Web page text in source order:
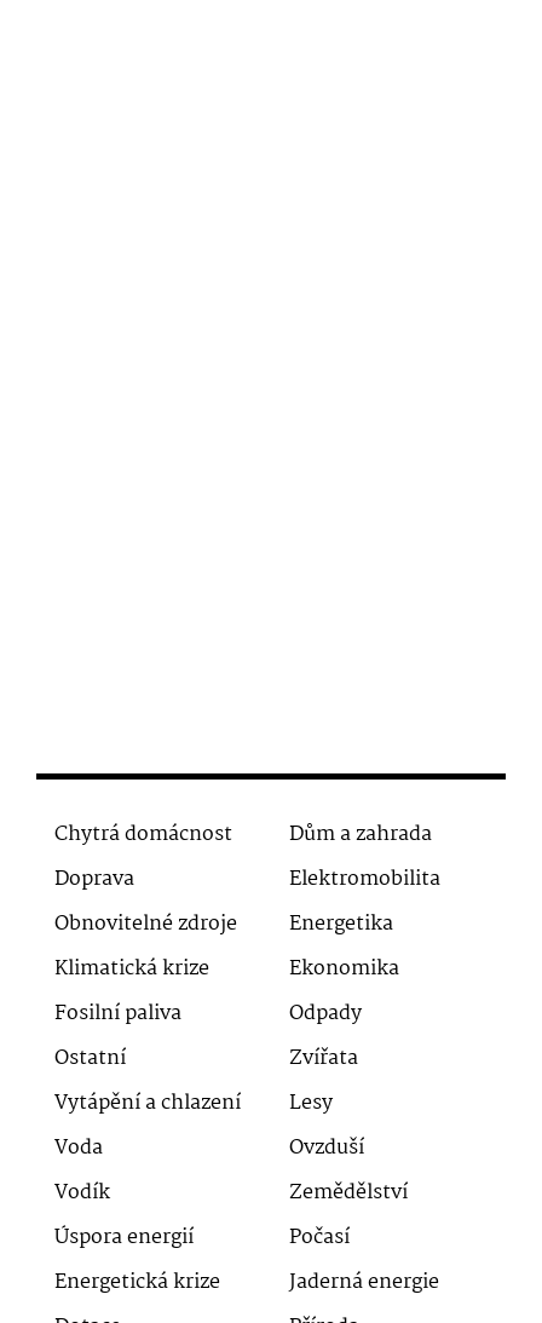
Chytrá domácnost
Dům a zahrada
Doprava
Elektromobilita
Obnovitelné zdroje
Energetika
Klimatická krize
Ekonomika
Fosilní paliva
Odpady
Ostatní
Zvířata
Vytápění a chlazení
Lesy
Voda
Ovzduší
Vodík
Zemědělství
Úspora energií
Počasí
Energetická krize
Jaderná energie